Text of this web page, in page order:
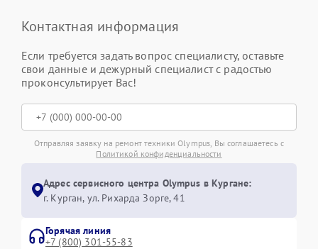
Контактная информация
Если требуется задать вопрос специалисту, оставьте
свои данные и дежурный специалист с радостью
проконсультирует Вас!
Отправляя заявку на ремонт техники Olympus, Вы соглашаетесь с
Политикой конфиденциальности
Адрес сервисного центра Olympus в Кургане:
г. Курган, ул. Рихарда Зорге, 41
Горячая линия
+7 (800) 301-55-83